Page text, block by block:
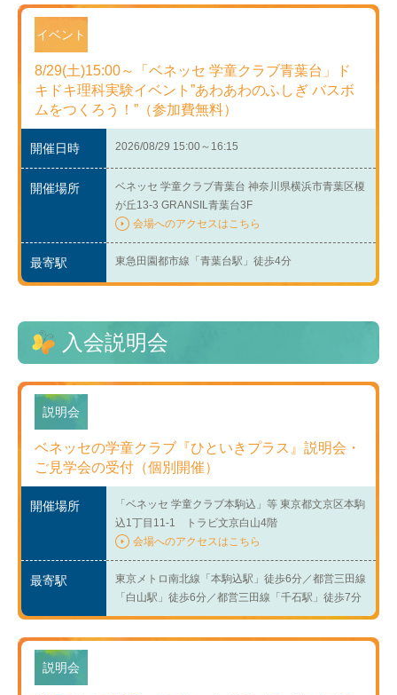
イベント
8/29(土)15:00～「ベネッセ 学童クラブ青葉台」ド
キドキ理科実験イベント”あわあわのふしぎ バスボ
ムをつくろう！”（参加費無料）
開催日時 2026/08/29 15:00～16:15
開催場所
ベネッセ 学童クラブ青葉台 神奈川県横浜市青葉区榎
が丘13-3 GRANSIL青葉台3F
会場へのアクセスはこちら
最寄駅 東急田園都市線「青葉台駅」徒歩4分
入会説明会
説明会
ベネッセの学童クラブ『ひといきプラス』説明会・
ご見学会の受付（個別開催）
開催場所
「ベネッセ 学童クラブ本駒込」等 東京都文京区本駒
込1丁目11-1 トラビ文京白山4階
会場へのアクセスはこちら
最寄駅
東京メトロ南北線「本駒込駅」徒歩6分／都営三田線
「白山駅」徒歩6分／都営三田線「千石駅」徒歩7分
説明会